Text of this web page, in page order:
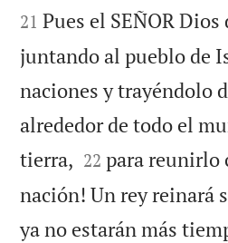
21 Pues el SEÑOR Dios
juntando al pueblo de
naciones y trayéndolo
alrededor de todo el
tierra, 

22 para reunirlo
nación! Un rey reinará
ya no estarán más